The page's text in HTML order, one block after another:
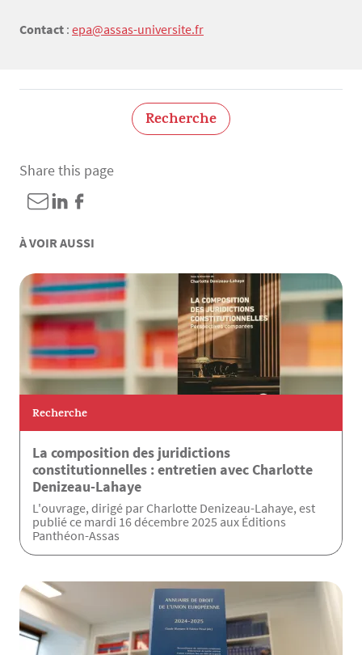
Contact : epa@assas-universite.fr
Recherche
Share this page
À VOIR AUSSI
Recherche
La composition des juridictions
constitutionnelles : entretien avec Charlotte
Denizeau-Lahaye
L'ouvrage, dirigé par Charlotte Denizeau-Lahaye, est
publié ce mardi 16 décembre 2025 aux Éditions
Panthéon-Assas